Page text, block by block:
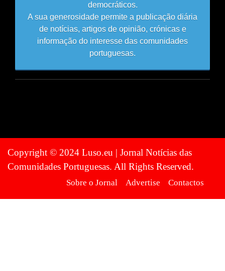
democráticos.
A sua generosidade permite a publicação diária
de notícias, artigos de opinião, crónicas e
informação do interesse das comunidades
portuguesas.
Copyright © 2024 Luso.eu | Jornal Notícias das
Comunidades Portuguesas. All Rights Reserved.
Sobre o Jornal Advertise Contactos